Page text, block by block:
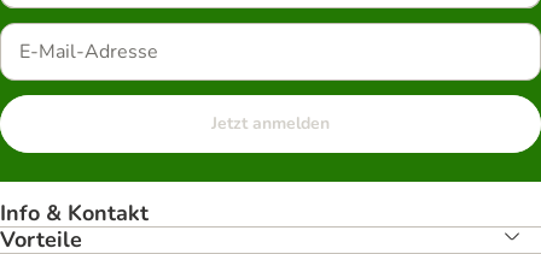
Jetzt anmelden
Info & Kontakt
Vorteile